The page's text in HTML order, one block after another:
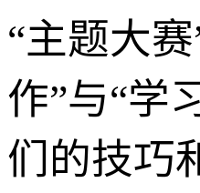
“主题大
作”与“学
们的技巧